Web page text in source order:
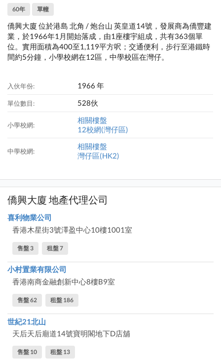
60年 單幢
僑興大廈 位於港島 北角 / 炮台山 英皇道14號，發展商為僑豐建
業，於1966年1月開始落成，由1座樓宇組成，共有363個單
位。實用面積為400至1,119平方呎；交通便利，步行至港鐵時
間約5分鐘，小學校網在12區，中學校區在灣仔。
入伙年份: 1966 年
單位數目: 528伙
小學校網:
相關樓盤
12校網(灣仔區)
中學校網:
相關樓盤
灣仔區(HK2)
僑興大廈 地產代理公司
喜利物業公司
香港木星街3號澤盈中心10樓1001室
售盤 3 租盤 7
小村置業有限公司
香港南商金融創新中心8樓B9室
售盤 62 租盤 186
世紀21北山
天后天后廟道14號寶明閣地下D店舖
售盤 10 租盤 13